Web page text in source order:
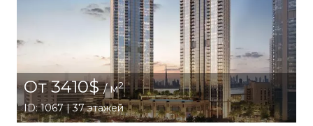
От 3410$/ м2
ID: 1067 | 37 этажей